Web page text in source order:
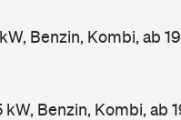
Benzin, Kombi, ab
Benzin, Kombi, ab